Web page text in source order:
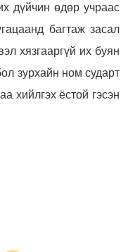
дүйчин өдөр учраас
багтаж засал
хязгааргүй их буян
зурхайн ном сударт
хийлгэх ёстой гэсэн